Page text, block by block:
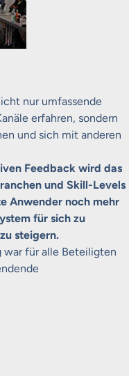
nur umfassende
erfahren, sondern
und sich mit anderen
Feedback wird das
und Skill-Levels
Anwender noch mehr
für sich zu
steigern.
war für alle Beteiligten